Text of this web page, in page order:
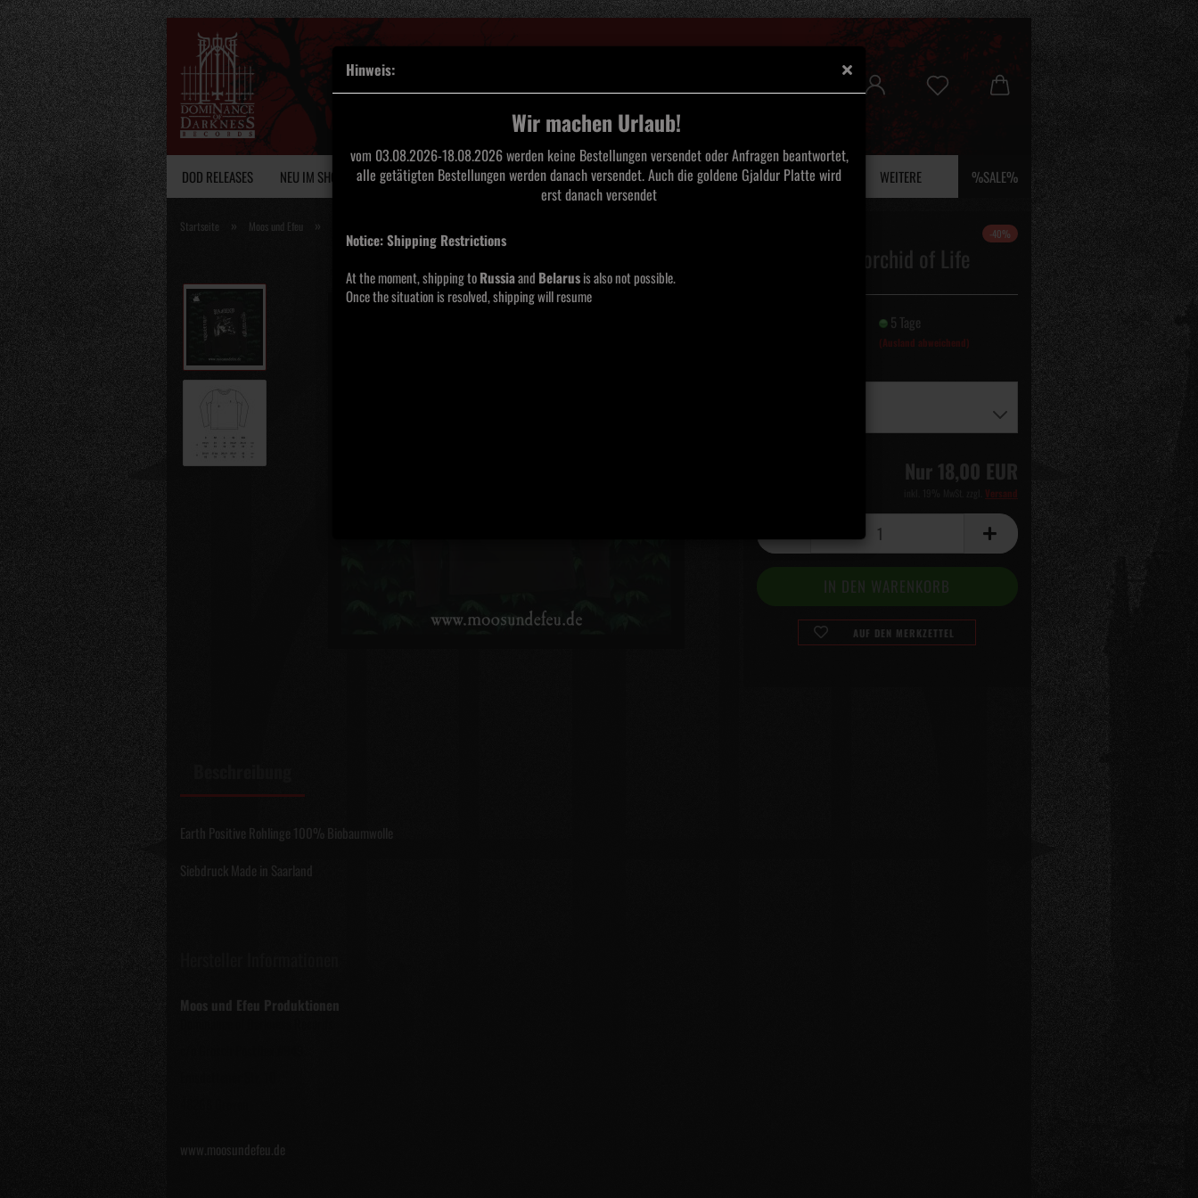
Hinweis:
Wir machen Urlaub!
vom 03.08.2026-18.08.2026 werden keine Bestellungen versendet oder Anfragen beantwortet,
alle getätigten Bestellungen werden danach versendet. Auch die goldene Gjaldur Platte wird
erst danach versendet
Notice: Shipping Restrictions
At the moment, shipping toRussiaand Belarusis also not possible.
Once the situation is resolved, shipping will resume
DOD RELEASES NEU IM SHOP VINYL TAPES CDS SAARLAND BLACK METAL MERCHANDISE MOOS UND EFEU %SALE%
WEITERE
Startseite » Moos und Efeu » -40%
Pafund - The orchid of Life
5 Tage
(Ausland abweichend)
Nur 18,00 EUR
Versand
AUF DEN MERKZETTEL
Earth Positive Rohlinge 100% Biobaumwolle
Siebdruck Made in Saarland
Moos und Efeu Produktionen
www.moosundefeu.de